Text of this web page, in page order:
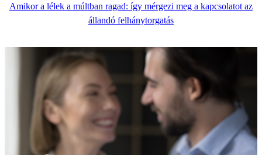
Amikor a lélek a múltban ragad: így mérgezi meg a kapcsolatot az
állandó felhánytorgatás